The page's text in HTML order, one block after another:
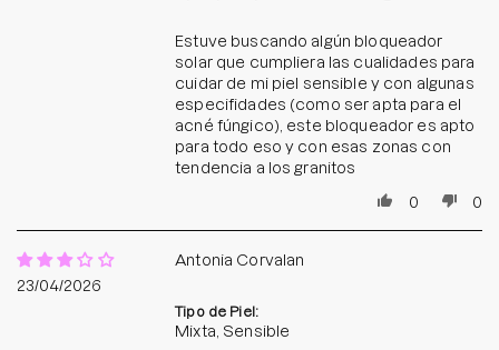
Estuve buscando algún bloqueador
solar que cumpliera las cualidades para
cuidar de mi piel sensible y con algunas
especifidades (como ser apta para el
acné fúngico), este bloqueador es apto
para todo eso y con esas zonas con
tendencia a los granitos
0
0
23/04/2026
Antonia Corvalan
Tipo de Piel:
Mixta, Sensible